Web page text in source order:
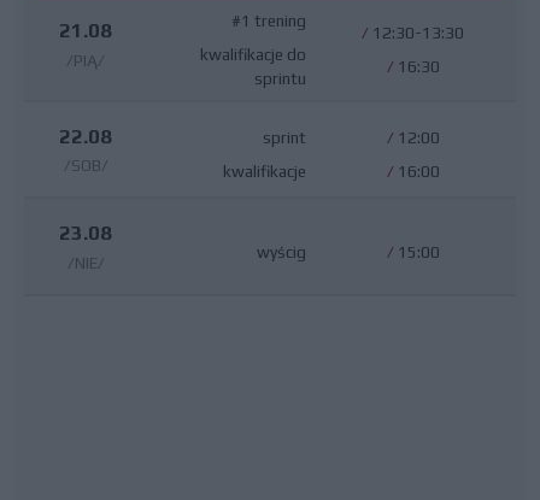
21.08
/PIĄ/
#1 trening
kwalifikacje do
sprintu
/ 12:30-13:30
/ 16:30
22.08
/SOB/
sprint
kwalifikacje
/ 12:00
/ 16:00
23.08
/NIE/
wyścig / 15:00